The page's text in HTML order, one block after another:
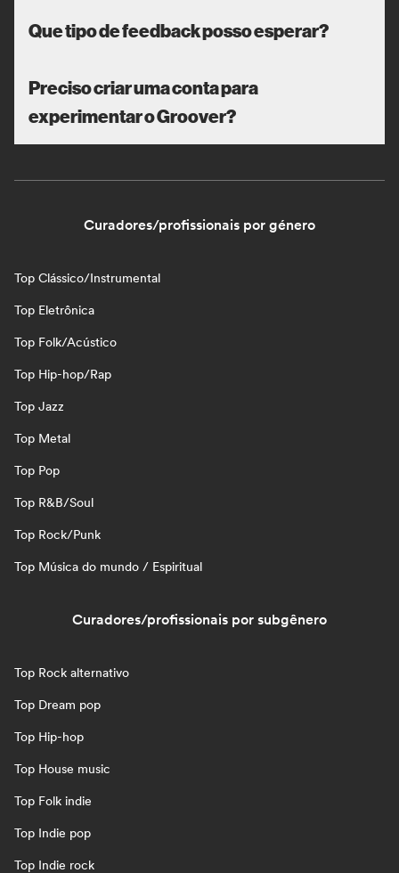
Que tipo de feedback posso esperar?
Preciso criar uma conta para
experimentar o Groover?
Curadores/profissionais por género
Top Clássico/Instrumental
Top Eletrônica
Top Folk/Acústico
Top Hip-hop/Rap
Top Jazz
Top Metal
Top Pop
Top R&B/Soul
Top Rock/Punk
Top Música do mundo / Espiritual
Curadores/profissionais por subgênero
Top Rock alternativo
Top Dream pop
Top Hip-hop
Top House music
Top Folk indie
Top Indie pop
Top Indie rock